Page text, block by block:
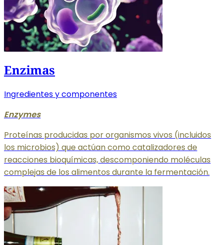
Enzimas
Ingredientes y componentes
Enzymes
Proteínas producidas por organismos vivos (incluidos
los microbios) que actúan como catalizadores de
reacciones bioquímicas, descomponiendo moléculas
complejas de los alimentos durante la fermentación.